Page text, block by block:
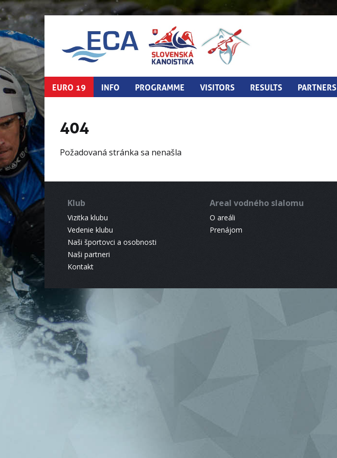
EURO 19 INFO PROGRAMME VISITORS RESULTS PARTNERS
404
Požadovaná stránka sa nenašla
Klub
Vizitka klubu
Vedenie klubu
Naši športovci a osobnosti
Naši partneri
Kontakt
Areal vodného slalomu
O areáli
Prenájom